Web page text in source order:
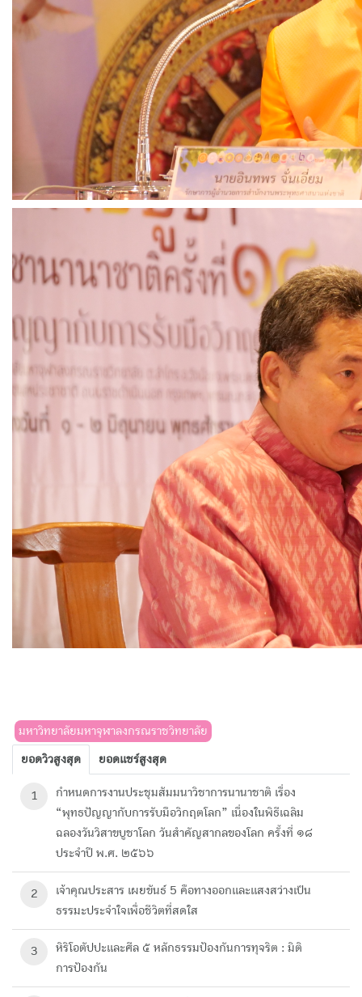
มหาวิทยาลัยมหาจุฬาลงกรณราชวิทยาลัย
ยอดวิวสูงสุด ยอดแชร์สูงสุด
1
กำหนดการงานประชุมสัมมนาวิชาการนานาชาติ เรื่อง
“พุทธปัญญากับการรับมือวิกฤตโลก” เนื่องในพิธีเฉลิม
ฉลองวันวิสาขบูชาโลก วันสำคัญสากลของโลก ครั้งที่ ๑๘
ประจำปี พ.ศ. ๒๕๖๖
2
เจ้าคุณประสาร เผยขันธ์ 5 คือทางออกและแสงสว่างเป็น
ธรรมะประจำใจเพื่อชีวิตที่สดใส
3
หิริโอตัปปะและศีล ๕ หลักธรรมป้องกันการทุจริต : มิติ
การป้องกัน